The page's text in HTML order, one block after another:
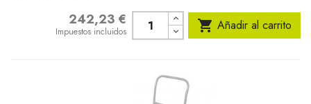
Precio
242,23 €
Impuestos incluidos  Añadir al carrito